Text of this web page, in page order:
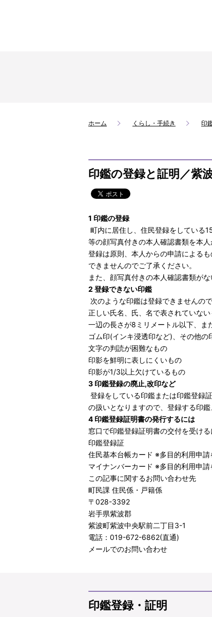
ホーム くらし・手続き 印
印鑑の登録と証明／紫
1 印鑑の登録
町内に居住し、住民登録をしている
等の顔写真付きの本人確認書類を本人
登録は原則、本人からの申請による
できませんのでご了承ください。
また、顔写真付きの本人確認書類が
2 登録できない印鑑
次のような印鑑は登録できませんの
正しい氏名、氏、名で表されていな
一辺の長さが8ミリメートル以下、ま
ゴム印(インキ浸透印など)、その他の
文字の判読が困難なもの
印影を鮮明に表しにくいもの
印影が1/3以上欠けているもの
3 印鑑登録の廃止,改印など
登録をしている印鑑または印鑑登録
の扱いとなりますので、登録する印
4 印鑑登録証明書の発行するには
窓口で印鑑登録証明書の交付を受け
印鑑登録証
住民基本台帳カード ※多目的利用申
マイナンバーカード ※多目的利用申
この記事に関するお問い合わせ先
町民課 住民係・戸籍係
〒028-3392
岩手県紫波郡
紫波町紫波中央駅前二丁目3-1
電話：019-672-6862(直通)
メールでのお問い合わせ
印鑑登録・証明